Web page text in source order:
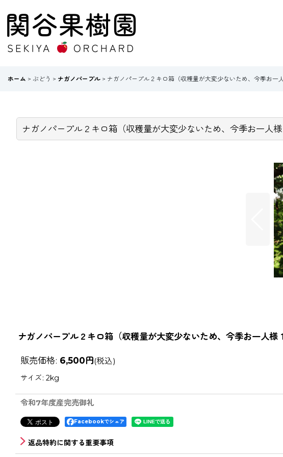
ホーム > ぶどう > ナガノパープル > ナガノパープル２キロ箱（収穫量が大変少ないため、今季お一
ナガノパープル２キロ箱（収穫量が大変少ないため、今季お一人
ナガノパープル２キロ箱（収穫量が大変少ないため、今季お一人様
販売価格: 6,500円(税込)
サイズ: 2kg
令和7年度産完売御礼
Facebookでシェア
返品特約に関する重要事項